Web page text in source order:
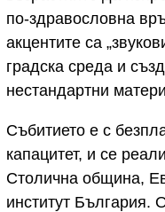
по-здравословна
акцентите са
градска среда и
нестандартни
Събитието е с
капацитет, и се
Столична община,
институт България.